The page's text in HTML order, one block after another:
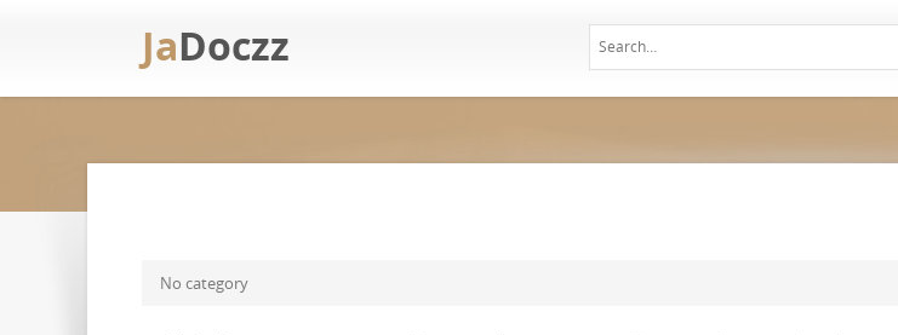
JaDoczz
No category